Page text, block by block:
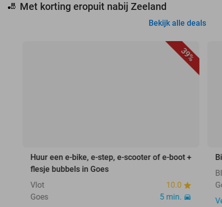
🎳 Met korting eropuit nabij Zeeland
Bekijk alle deals
39%
Huur een e-bike, e-step, e-scooter of e-boot +
flesje bubbels in Goes
Vlot
10.0
Goes
5 min.